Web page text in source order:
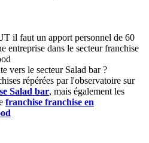
il faut un apport personnel de 60
entreprise dans le secteur franchise
vers le secteur Salad bar ?
répérées par l'observatoire sur
Salad bar, mais également les
franchise franchise en